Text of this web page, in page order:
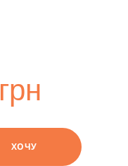
грн
ХОЧУ